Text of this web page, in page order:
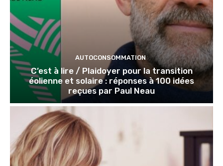
AUTOCONSOMMATION
C’est à lire / Plaidoyer pour la transition
éolienne et solaire : réponses à 100 idées
reçues par Paul Neau